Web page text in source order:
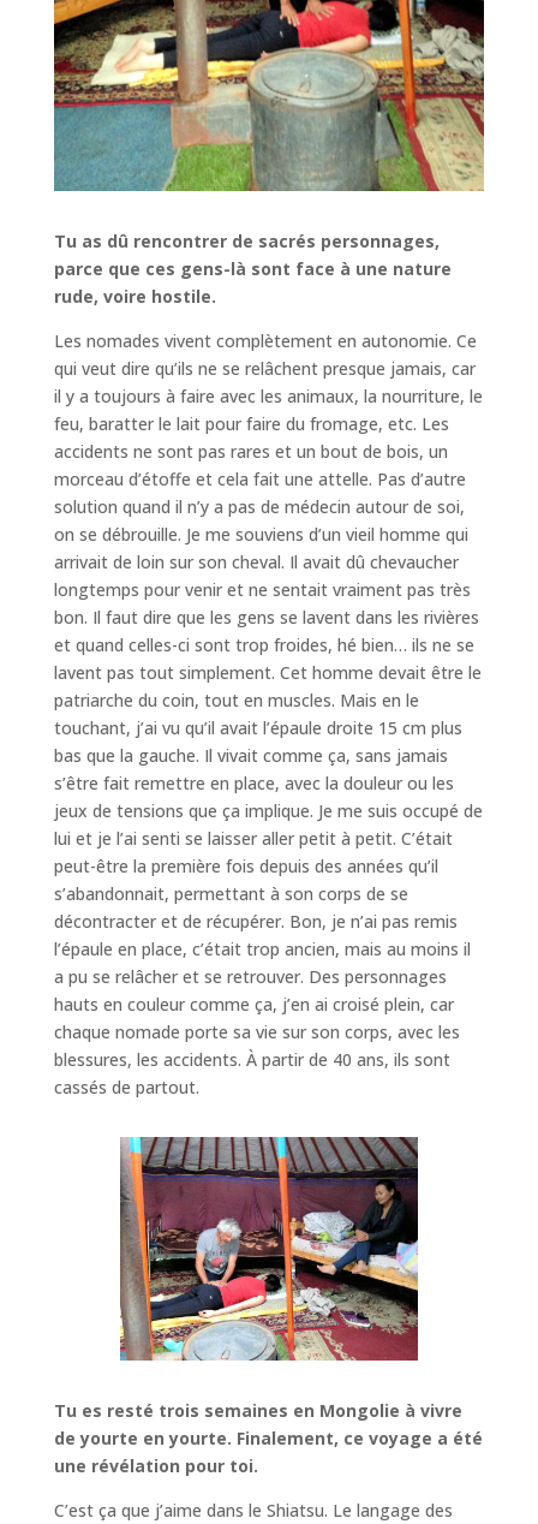
Tu as dû rencontrer de sacrés personnages,
parce que ces gens-là sont face à une nature
rude, voire hostile.
Les nomades vivent complètement en autonomie. Ce
qui veut dire qu’ils ne se relâchent presque jamais, car
il y a toujours à faire avec les animaux, la nourriture, le
feu, baratter le lait pour faire du fromage, etc. Les
accidents ne sont pas rares et un bout de bois, un
morceau d’étoffe et cela fait une attelle. Pas d’autre
solution quand il n’y a pas de médecin autour de soi,
on se débrouille. Je me souviens d’un vieil homme qui
arrivait de loin sur son cheval. Il avait dû chevaucher
longtemps pour venir et ne sentait vraiment pas très
bon. Il faut dire que les gens se lavent dans les rivières
et quand celles-ci sont trop froides, hé bien… ils ne se
lavent pas tout simplement. Cet homme devait être le
patriarche du coin, tout en muscles. Mais en le
touchant, j’ai vu qu’il avait l’épaule droite 15 cm plus
bas que la gauche. Il vivait comme ça, sans jamais
s’être fait remettre en place, avec la douleur ou les
jeux de tensions que ça implique. Je me suis occupé de
lui et je l’ai senti se laisser aller petit à petit. C’était
peut-être la première fois depuis des années qu’il
s’abandonnait, permettant à son corps de se
décontracter et de récupérer. Bon, je n’ai pas remis
l’épaule en place, c’était trop ancien, mais au moins il
a pu se relâcher et se retrouver. Des personnages
hauts en couleur comme ça, j’en ai croisé plein, car
chaque nomade porte sa vie sur son corps, avec les
blessures, les accidents. À partir de 40 ans, ils sont
cassés de partout.
Tu es resté trois semaines en Mongolie à vivre
de yourte en yourte. Finalement, ce voyage a été
une révélation pour toi.
C’est ça que j’aime dans le Shiatsu. Le langage des